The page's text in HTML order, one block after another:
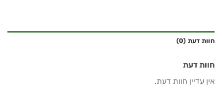
חוות דעת (0)
חוות דעת
אין עדיין חוות דעת.